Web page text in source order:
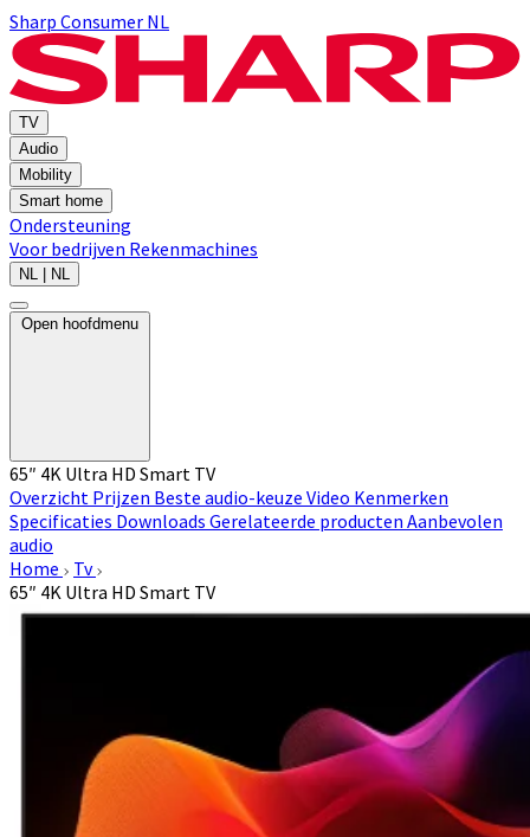
Sharp Consumer NL
TV
Audio
Mobility
Smart home
Ondersteuning
Voor bedrijven Rekenmachines
NL | NL
Open hoofdmenu
65″ 4K Ultra HD Smart TV
Overzicht Prijzen Beste audio-keuze Video Kenmerken
Specificaties Downloads Gerelateerde producten Aanbevolen
audio
Home
Tv
65″ 4K Ultra HD Smart TV